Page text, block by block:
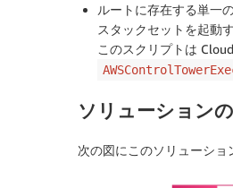
ルートに存在する単一
スタックセットを起動
このスクリプトは
ソリューション
次の図にこのソリューショ